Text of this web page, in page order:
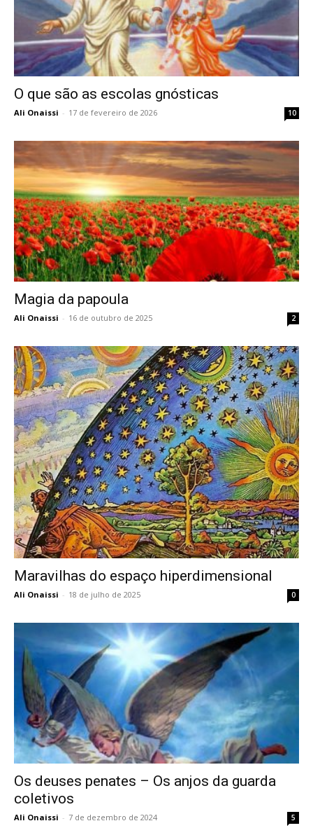
O que são as escolas gnósticas
Ali Onaissi - 17 de fevereiro de 2026 10
Magia da papoula
Ali Onaissi - 16 de outubro de 2025 2
Maravilhas do espaço hiperdimensional
Ali Onaissi - 18 de julho de 2025 0
Os deuses penates – Os anjos da guarda
coletivos
Ali Onaissi - 7 de dezembro de 2024 5